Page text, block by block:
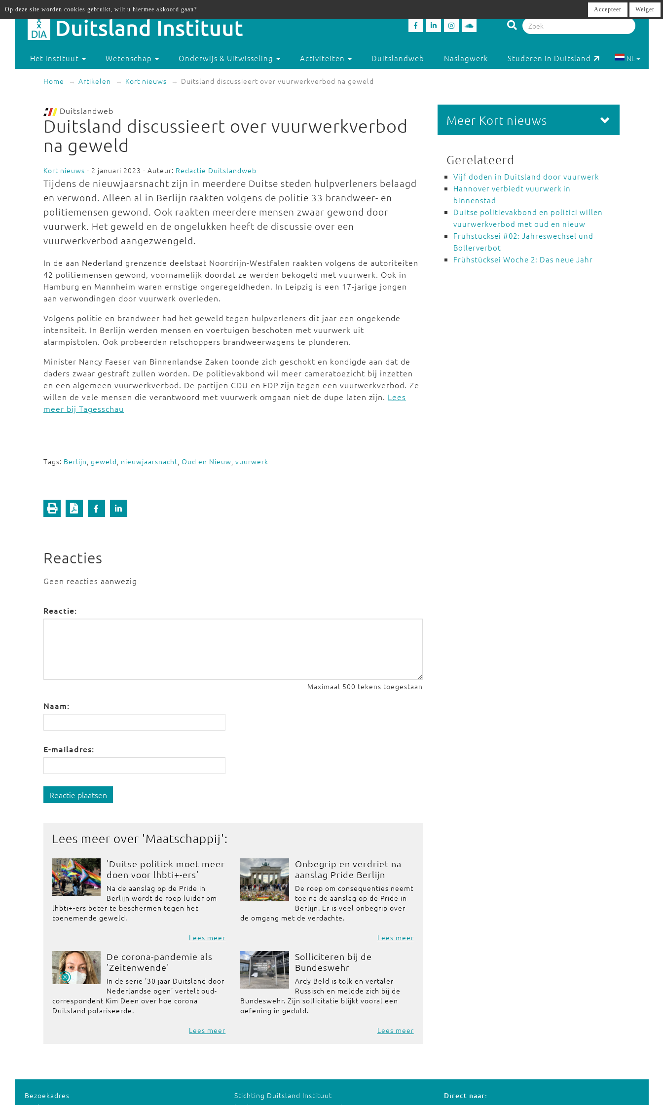
Het instituut Wetenschap Onderwijs & Uitwisseling Activiteiten Duitslandweb Naslagwerk Studeren in Duitsland NL
Home Artikelen Kort nieuws Duitsland discussieert over vuurwerkverbod na geweld
Duitslandweb
Duitsland discussieert over vuurwerkverbod
na geweld
Kort nieuws - 2 januari 2023 - Auteur: Redactie Duitslandweb
Tijdens de nieuwjaarsnacht zijn in meerdere Duitse steden hulpverleners belaagd
en verwond. Alleen al in Berlijn raakten volgens de politie 33 brandweer- en
politiemensen gewond. Ook raakten meerdere mensen zwaar gewond door
vuurwerk. Het geweld en de ongelukken heeft de discussie over een
vuurwerkverbod aangezwengeld.
In de aan Nederland grenzende deelstaat Noordrijn-Westfalen raakten volgens de autoriteiten
42 politiemensen gewond, voornamelijk doordat ze werden bekogeld met vuurwerk. Ook in
Hamburg en Mannheim waren ernstige ongeregeldheden. In Leipzig is een 17-jarige jongen
aan verwondingen door vuurwerk overleden.
Volgens politie en brandweer had het geweld tegen hulpverleners dit jaar een ongekende
intensiteit. In Berlijn werden mensen en voertuigen beschoten met vuurwerk uit
alarmpistolen. Ook probeerden relschoppers brandweerwagens te plunderen.
Minister Nancy Faeser van Binnenlandse Zaken toonde zich geschokt en kondigde aan dat de
daders zwaar gestraft zullen worden. De politievakbond wil meer cameratoezicht bij inzetten
en een algemeen vuurwerkverbod. De partijen CDU en FDP zijn tegen een vuurwerkverbod. Ze
willen de vele mensen die verantwoord met vuurwerk omgaan niet de dupe laten zijn. Lees
meer bij Tagesschau
Tags: Berlijn, geweld, nieuwjaarsnacht, Oud en Nieuw, vuurwerk
Reacties
Geen reacties aanwezig
Reactie:
Maximaal 500 tekens toegestaan
Naam:
E-mailadres:
Reactie plaatsen
Lees meer over 'Maatschappij':
'Duitse politiek moet meer
doen voor lhbti+-ers'
Na de aanslag op de Pride in
Berlijn wordt de roep luider om
lhbti+-ers beter te beschermen tegen het
toenemende geweld.
Lees meer
Onbegrip en verdriet na
aanslag Pride Berlijn
De roep om consequenties neemt
toe na de aanslag op de Pride in
Berlijn. Er is veel onbegrip over
de omgang met de verdachte.
Lees meer
De corona-pandemie als
'Zeitenwende'
In de serie '30 jaar Duitsland door
Nederlandse ogen' vertelt oud-
correspondent Kim Deen over hoe corona
Duitsland polariseerde.
Lees meer
Solliciteren bij de
Bundeswehr
Ardy Beld is tolk en vertaler
Russisch en meldde zich bij de
Bundeswehr. Zijn sollicitatie blijkt vooral een
oefening in geduld.
Lees meer
Meer Kort nieuws
Gerelateerd
Vijf doden in Duitsland door vuurwerk
Hannover verbiedt vuurwerk in
binnenstad
Duitse politievakbond en politici willen
vuurwerkverbod met oud en nieuw
Frühstücksei #02: Jahreswechsel und
Böllerverbot
Frühstücksei Woche 2: Das neue Jahr
Bezoekadres
Stichting Duitsland Instituut
Direct naar:
Op deze site worden cookies gebruikt, wilt u hiermee akkoord gaan? Accepteer Weiger